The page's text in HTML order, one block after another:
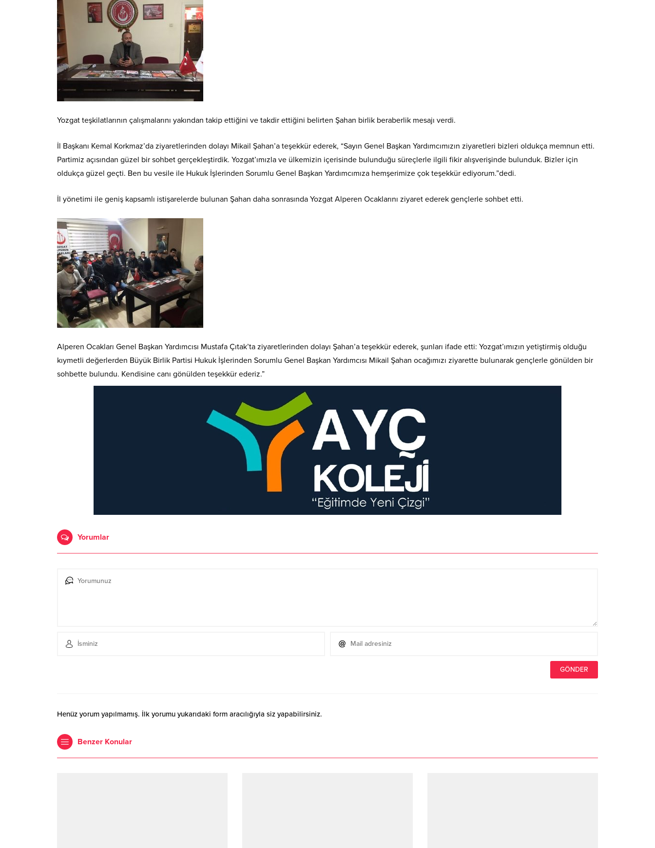
Yozgat teşkilatlarının çalışmalarını yakından takip ettiğini ve takdir ettiğini belirten Şahan birlik beraberlik mesajı verdi.
İl Başkanı Kemal Korkmaz’da ziyaretlerinden dolayı Mikail Şahan’a teşekkür ederek, “Sayın Genel Başkan Yardımcımızın ziyaretleri bizleri oldukça memnun etti.
Partimiz açısından güzel bir sohbet gerçekleştirdik. Yozgat’ımızla ve ülkemizin içerisinde bulunduğu süreçlerle ilgili fikir alışverişinde bulunduk. Bizler için
oldukça güzel geçti. Ben bu vesile ile Hukuk İşlerinden Sorumlu Genel Başkan Yardımcımıza hemşerimize çok teşekkür ediyorum.”dedi.
İl yönetimi ile geniş kapsamlı istişarelerde bulunan Şahan daha sonrasında Yozgat Alperen Ocaklarını ziyaret ederek gençlerle sohbet etti.
Alperen Ocakları Genel Başkan Yardımcısı Mustafa Çıtak’ta ziyaretlerinden dolayı Şahan’a teşekkür ederek, şunları ifade etti: Yozgat’ımızın yetiştirmiş olduğu
kıymetli değerlerden Büyük Birlik Partisi Hukuk İşlerinden Sorumlu Genel Başkan Yardımcısı Mikail Şahan ocağımızı ziyarette bulunarak gençlerle gönülden bir
sohbette bulundu. Kendisine canı gönülden teşekkür ederiz.”
Yorumlar
Henüz yorum yapılmamış. İlk yorumu yukarıdaki form aracılığıyla siz yapabilirsiniz.
Benzer Konular